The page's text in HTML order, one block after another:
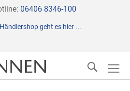
Direkt
Inhalt
06406 8346-100
geht es hier ...
Suche